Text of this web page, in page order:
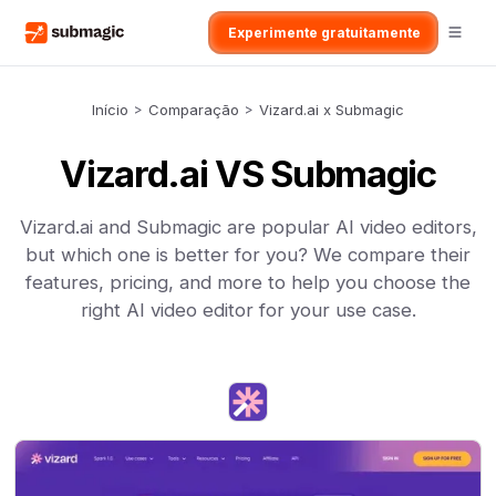
Experimente gratuitamente
Início > Comparação > Vizard.ai x Submagic
Vizard.ai VS Submagic
Vizard.ai and Submagic are popular AI video editors,
but which one is better for you? We compare their
features, pricing, and more to help you choose the
right AI video editor for your use case.